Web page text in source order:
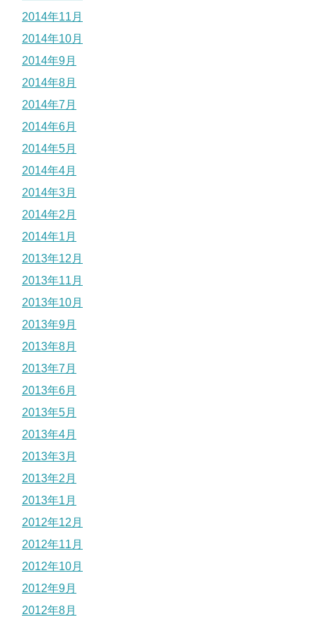
2014年11月
2014年10月
2014年9月
2014年8月
2014年7月
2014年6月
2014年5月
2014年4月
2014年3月
2014年2月
2014年1月
2013年12月
2013年11月
2013年10月
2013年9月
2013年8月
2013年7月
2013年6月
2013年5月
2013年4月
2013年3月
2013年2月
2013年1月
2012年12月
2012年11月
2012年10月
2012年9月
2012年8月